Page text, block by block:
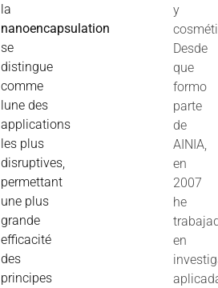
la
nanoencapsulation
se
distingue
comme
lune des
applications
les plus
disruptives,
permettant
une plus
grande
efficacité
des
principes
y
Desde
que
formo
parte
de
AINIA,
en
2007
he
en